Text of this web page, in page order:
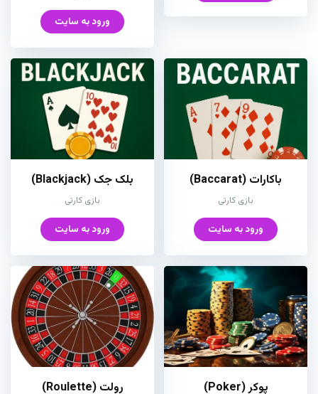
ورود به سایت
باکارات (Baccarat)
بازی کارتی
ورود به سایت
بلک جک (Blackjack)
بازی کارتی
ورود به سایت
پوکر (Poker) رولت (Roulette)